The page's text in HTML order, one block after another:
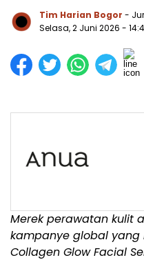
Tim Harian Bogor -
Selasa, 2 Juni 2026 -
Merek perawatan kulit
kampanye global yang
Collagen Glow Facial